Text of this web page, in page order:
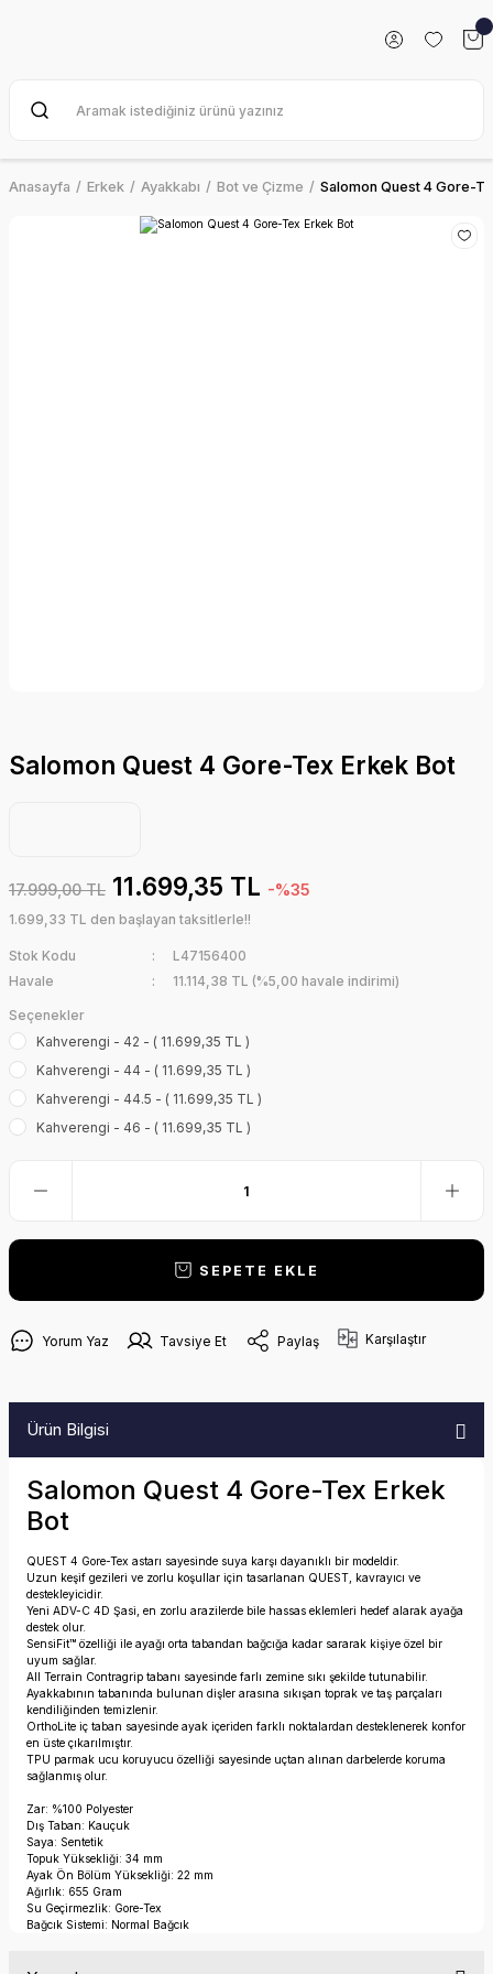
Anasayfa Erkek Ayakkabı Bot ve Çizme Salomon Quest 4 Gore-
Salomon Quest 4 Gore-Tex Erkek Bot
17.999,00 TL 11.699,35 TL -%35
1.699,33 TL den başlayan taksitlerle!!
Stok Kodu
L47156400
Havale
11.114,38 TL (%5,00 havale indirimi)
Seçenekler
Kahverengi - 42 - ( 11.699,35 TL )
Kahverengi - 44 - ( 11.699,35 TL )
Kahverengi - 44.5 - ( 11.699,35 TL )
Kahverengi - 46 - ( 11.699,35 TL )
SEPETE EKLE
Yorum Yaz Tavsiye Et Paylaş Karşılaştır
Ürün Bilgisi
Salomon Quest 4 Gore-Tex Erkek
Bot
QUEST 4 Gore-Tex astarı sayesinde suya karşı dayanıklı bir modeldir.
Uzun keşif gezileri ve zorlu koşullar için tasarlanan QUEST, kavrayıcı ve
destekleyicidir.
Yeni ADV-C 4D Şasi, en zorlu arazilerde bile hassas eklemleri hedef alarak ayağa
destek olur.
SensiFit™ özelliği ile ayağı orta tabandan bağcığa kadar sararak kişiye özel bir
uyum sağlar.
All Terrain Contragrip tabanı sayesinde farlı zemine sıkı şekilde tutunabilir.
Ayakkabının tabanında bulunan dişler arasına sıkışan toprak ve taş parçaları
kendiliğinden temizlenir.
OrthoLite iç taban sayesinde ayak içeriden farklı noktalardan desteklenerek konfor
en üste çıkarılmıştır.
TPU parmak ucu koruyucu özelliği sayesinde uçtan alınan darbelerde koruma
sağlanmış olur.
Zar: %100 Polyester
Dış Taban: Kauçuk
Saya: Sentetik
Topuk Yüksekliği: 34 mm
Ayak Ön Bölüm Yüksekliği: 22 mm
Ağırlık: 655 Gram
Su Geçirmezlik: Gore-Tex
Bağcık Sistemi: Normal Bağcık